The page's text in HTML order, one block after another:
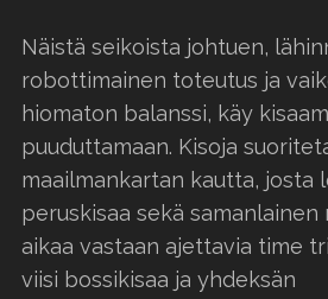
Näistä seikoista johtuen,
robottimainen toteutus ja
hiomaton balanssi, käy
puuduttamaan. Kisoja
maailmankartan kautta, josta
peruskisaa sekä samanlainen
aikaa vastaan ajettavia time
viisi bossikisaa ja yhdeksän